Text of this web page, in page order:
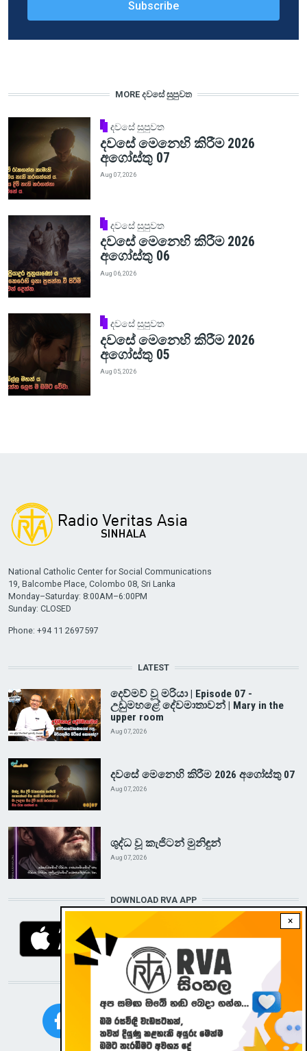
MORE දවසේ සුපුවත
දවසේ සුපුවත
දවසේ මෙනෙහි කිරීම 2026
අගෝස්තු 07
Aug 07, 2026
දවසේ සුපුවත
දවසේ මෙනෙහි කිරීම 2026
අගෝස්තු 06
Aug 06, 2026
දවසේ සුපුවත
දවසේ මෙනෙහි කිරීම 2026
අගෝස්තු 05
Aug 05, 2026
×
National Catholic Center for Social Communications
19, Balcombe Place, Colombo 08, Sri Lanka
Monday–Saturday: 8:00AM–6:00PM
Sunday: CLOSED
Phone: +94 11 2697597
LATEST
දෙව්මව් වූ මරියා | Episode 07 -
උඩුමහළේ දේවමාතාවන් | Mary in the
upper room
Aug 07, 2026
දවසේ මෙනෙහි කිරීම 2026 අගෝස්තු 07
Aug 07, 2026
ශුද්ධ වූ කැජිටන් මුනිඳුන්
Aug 07, 2026
DOWNLOAD RVA APP
STAY CONNECTED WITH US!